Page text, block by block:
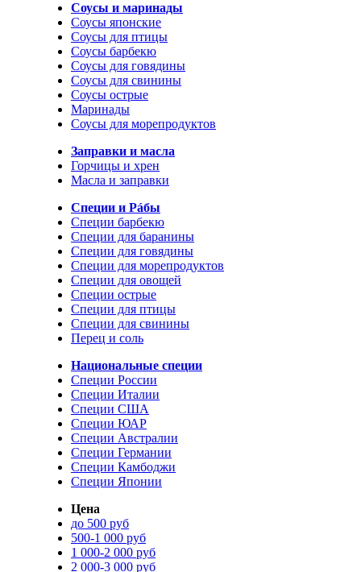
Соусы и маринады
Соусы японские
Соусы для птицы
Соусы барбекю
Соусы для говядины
Соусы для свинины
Соусы острые
Маринады
Соусы для морепродуктов
Заправки и масла
Горчицы и хрен
Масла и заправки
Специи и Рáбы
Специи барбекю
Специи для баранины
Специи для говядины
Специи для морепродуктов
Специи для овощей
Специи острые
Специи для птицы
Специи для свинины
Перец и соль
Национальные специи
Специи России
Специи Италии
Специи США
Специи ЮАР
Специи Австралии
Специи Германии
Специи Камбоджи
Специи Японии
Цена
до 500 руб
500-1 000 руб
1 000-2 000 руб
2 000-3 000 руб